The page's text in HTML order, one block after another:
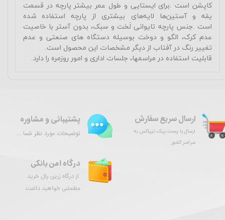
کاپشن است .برای ایستایی و طول عمر بیشتر پارچه در قسمت
یقه و آستین‌ها لایه‌های بیشتری از پارچه استفاده شده
است .جنس پارچه تایوانی لَخت و سبک، بدون آستر با خاصیت
عدم کرک، الگو و دوخت بوسیله دستگاه های صنعتی و عدم
تغییر رنگ در آفتاب از دیگر مشخصات این محصول است.
قابلیت استفاده در مراسمها، جلسات اداری و امور روزمره را دارد.
ارسال سریع سفارش
ارسال با پست،پیک،تیپاکس به
سراسر کشور
درگاه امن بانکی
از درگاه زرین پال خرید
مطمئنی خواهید داشت
پشتیبانی و مشاوره
توضیحات مورد نظر شما ...